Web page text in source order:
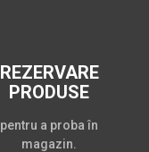
REZERVARE
PRODUSE
pentru a proba în
magazin.